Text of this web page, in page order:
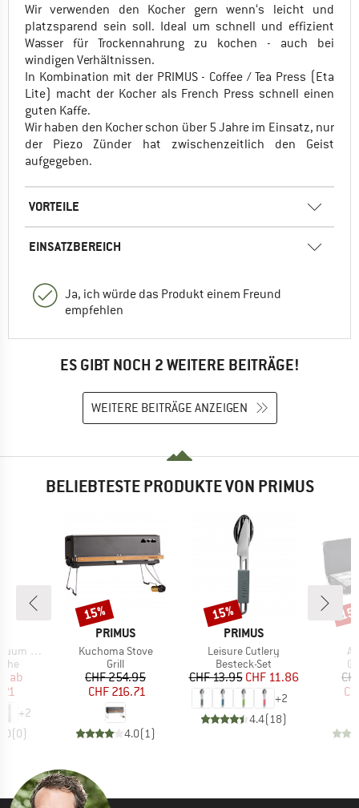
Wir verwenden den Kocher gern wenn‘s leicht und
platzsparend sein soll. Ideal um schnell und effizient
Wasser für Trockennahrung zu kochen - auch bei
windigen Verhältnissen.
In Kombination mit der PRIMUS - Coffee / Tea Press (Eta
Lite) macht der Kocher als French Press schnell einen
guten Kaffe.
Wir haben den Kocher schon über 5 Jahre im Einsatz, nur
der Piezo Zünder hat zwischenzeitlich den Geist
aufgegeben.
VORTEILE
EINSATZBEREICH
Ja, ich würde das Produkt einem Freund
empfehlen
ES GIBT NOCH 2 WEITERE BEITRÄGE!
WEITERE BEITRÄGE ANZEIGEN
BELIEBTESTE PRODUKTE VON PRIMUS
Bottle
Preis
ab
+2
(0)
MARKE
PRIMUS
Artikel
Kuchoma Stove
Produktgruppe
Grill
Preis
CHF 254.95reduzierter Preis
CHF 216.71
4.0(1)
Rabatt
15%
MARKE
PRIMUS
Artikel
Leisure Cutlery
Produktgruppe
Besteck-Set
Preis
CHF 13.95reduzierter Preis
CHF 11.86
+2
4.4(18)
Rabatt
15%